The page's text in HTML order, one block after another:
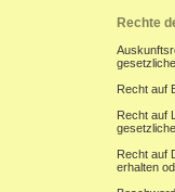
Rechte
Recht auf
Recht auf
Recht auf
erhalten